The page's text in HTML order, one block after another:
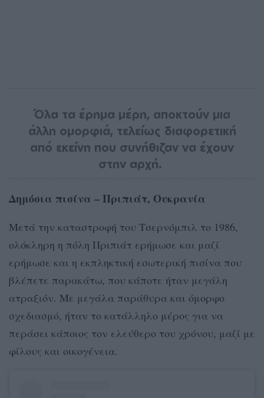
Όλα τα έρημα μέρη, αποκτούν μια
άλλη ομορφιά, τελείως διαφορετική
από εκείνη που συνήθιζαν να έχουν
στην αρχή.
Δημόσια πισίνα – Πριπιάτ, Ουκρανία
Μετά την καταστροφή του Τσερνόμπιλ το 1986,
ολόκληρη η πόλη Πριπιάτ ερήμωσε και μαζί
ερήμωσε και η εκπληκτική εσωτερική πισίνα που
βλέπετε παρακάτω, που κάποτε ήταν μεγάλη
ατραξιόν. Με μεγάλα παράθυρα και όμορφο
σχεδιασμό, ήταν το κατάλληλο μέρος για να
περάσει κάποιος τον ελεύθερο του χρόνου, μαζί με
φίλους και οικογένεια.